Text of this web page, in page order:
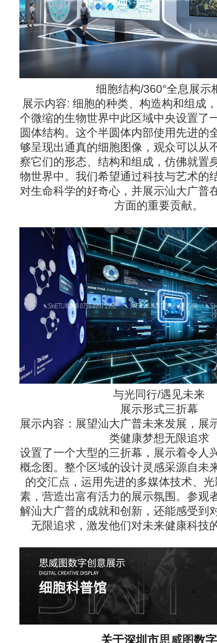
细胞结构/360°全息展示
展示内容: 细胞的种类、构造构和组成
个微缩的生物世界中此区域中央设置了
圆体结构。这个半圆体内部使用先进的
够呈现出通真的细胞图像，观众可以从
察它们的形态、结构和组成，仿佛就置
物世界中。我们希望通过科技与艺术的
对生命科学的好奇心，并展示汕大广普
方面的重要贡献。
与光同行/遇见未来
展示形式三折幕
展示内容：展望汕大广普未来发展，展
类健康梦想无限追求
设置了一个大型的三折幕，展示着令人
概念图。整个区域的设计灵感采源自未
的交汇点，运用先进的多媒体技术、
素，营造出富有活力的展示氛围。参观
解汕大广普的成就和创新，还能感受到
无限追求，激发他们对未来健康科技
关于深圳市思威图数字